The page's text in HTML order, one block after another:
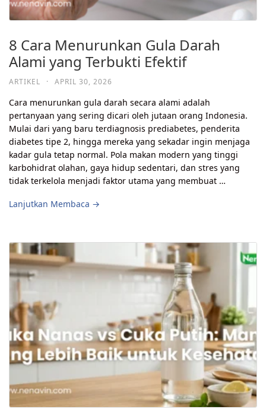
8 Cara Menurunkan Gula Darah
Alami yang Terbukti Efektif
ARTIKEL · APRIL 30, 2026
Cara menurunkan gula darah secara alami adalah
pertanyaan yang sering dicari oleh jutaan orang Indonesia.
Mulai dari yang baru terdiagnosis prediabetes, penderita
diabetes tipe 2, hingga mereka yang sekadar ingin menjaga
kadar gula tetap normal. Pola makan modern yang tinggi
karbohidrat olahan, gaya hidup sedentari, dan stres yang
tidak terkelola menjadi faktor utama yang membuat …
Lanjutkan Membaca →